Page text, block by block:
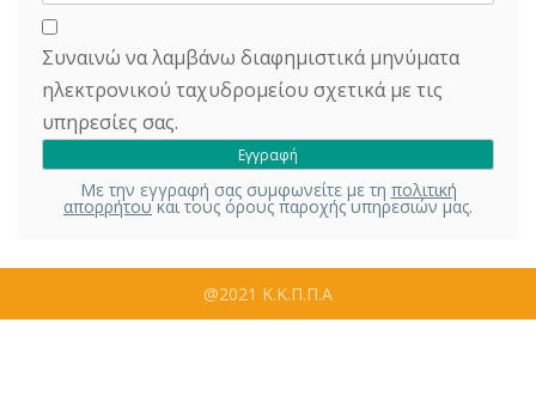
Συναινώ να λαμβάνω διαφημιστικά μηνύματα
ηλεκτρονικού ταχυδρομείου σχετικά με τις
υπηρεσίες σας.
Με την εγγραφή σας συμφωνείτε με τη πολιτική
απορρήτουκαι τους όρους παροχής υπηρεσιών μας.
@2021 Κ.Κ.Π.Π.Α